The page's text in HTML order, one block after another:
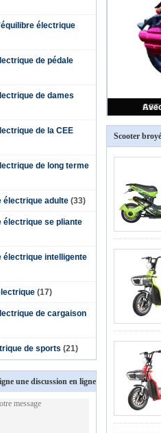
électrique
de pédale
de dames
de la CEE
de long terme
électrique adulte (33)
électrique se pliante
électrique intelligente
(17)
de cargaison
de sports (21)
une discussion en ligne
Scooter